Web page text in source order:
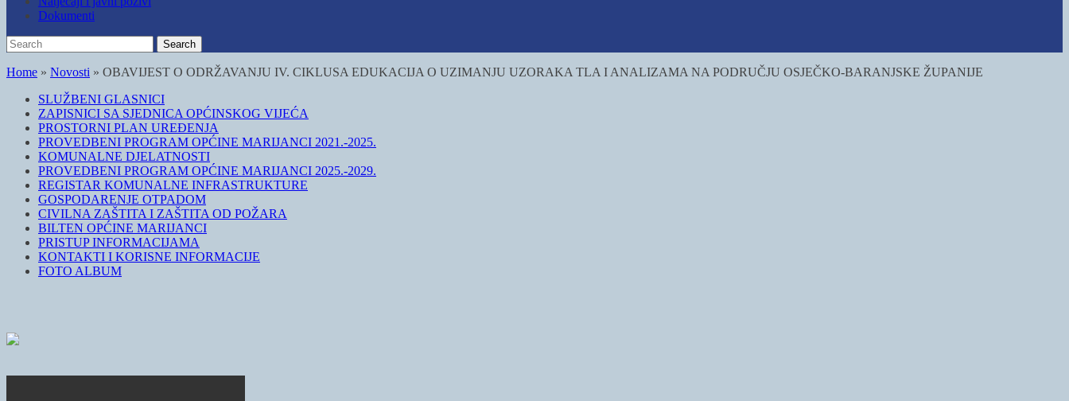
Dokumenti
Search
for:
Search
Home » Novosti » OBAVIJEST O ODRŽAVANJU IV. CIKLUSA EDUKACIJA O UZIMANJU UZORAKA TLA I ANALIZAMA NA PODRUČJU OSJEČKO-BARANJSKE ŽUPANIJE
SLUŽBENI GLASNICI
ZAPISNICI SA SJEDNICA OPĆINSKOG VIJEĆA
PROSTORNI PLAN UREĐENJA
PROVEDBENI PROGRAM OPĆINE MARIJANCI 2021.-2025.
KOMUNALNE DJELATNOSTI
PROVEDBENI PROGRAM OPĆINE MARIJANCI 2025.-2029.
REGISTAR KOMUNALNE INFRASTRUKTURE
GOSPODARENJE OTPADOM
CIVILNA ZAŠTITA I ZAŠTITA OD POŽARA
BILTEN OPĆINE MARIJANCI
PRISTUP INFORMACIJAMA
KONTAKTI I KORISNE INFORMACIJE
FOTO ALBUM